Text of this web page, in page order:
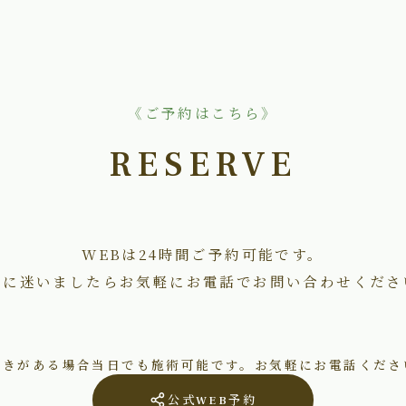
《ご予約はこちら》
RESERVE
WEBは24時間ご予約可能です。
迷いましたらお気軽にお電話でお問い合わせくださ
がある場合当日でも施術可能です。お気軽にお電話くださ
公式WEB予約